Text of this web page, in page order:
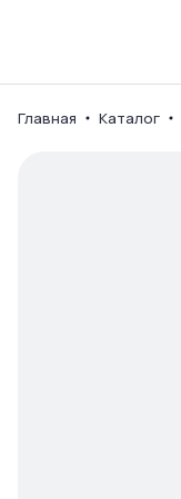
Главная
Каталог